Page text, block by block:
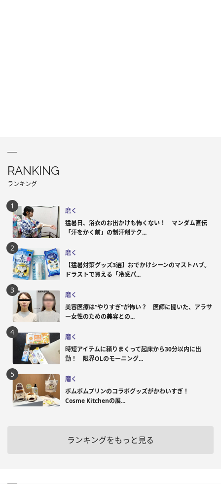
RANKING
ランキング
磨く
猛暑日、浴衣のお出かけも怖くない！ マンダム直伝
「汗をかく前」の制汗剤テク...
磨く
【猛暑対策グッズ3選】おでかけシーンのマストハブ。
ドラストで買える「冷感パ...
磨く
美容医療は“やりすぎ”が怖い？ 医師に聞いた、アラサ
ー女性のための美容との...
磨く
時短アイテムに頼りまくって起床から30分以内に出
勤！ 限界OLのモーニング...
磨く
ポムポムプリンのコラボグッズがかわいすぎ！
Cosme Kitchenの展...
ランキングをもっと見る